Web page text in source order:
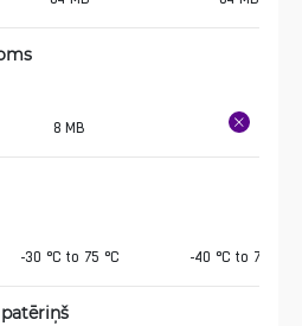
8 MB
-30 °C to 75 °C -40 °C to 70 °C